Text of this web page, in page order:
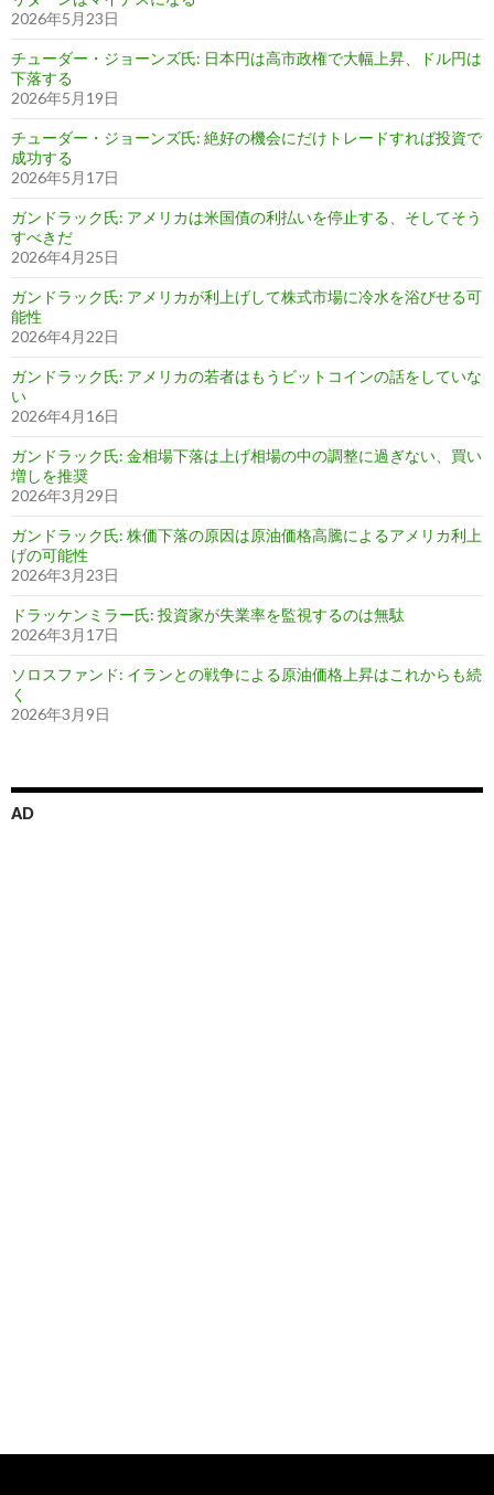
2026年5月23日
チューダー・ジョーンズ氏: 日本円は高市政権で大幅上昇、ドル円は
下落する
2026年5月19日
チューダー・ジョーンズ氏: 絶好の機会にだけトレードすれば投資で
成功する
2026年5月17日
ガンドラック氏: アメリカは米国債の利払いを停止する、そしてそう
すべきだ
2026年4月25日
ガンドラック氏: アメリカが利上げして株式市場に冷水を浴びせる可
能性
2026年4月22日
ガンドラック氏: アメリカの若者はもうビットコインの話をしていな
い
2026年4月16日
ガンドラック氏: 金相場下落は上げ相場の中の調整に過ぎない、買い
増しを推奨
2026年3月29日
ガンドラック氏: 株価下落の原因は原油価格高騰によるアメリカ利上
げの可能性
2026年3月23日
ドラッケンミラー氏: 投資家が失業率を監視するのは無駄
2026年3月17日
ソロスファンド: イランとの戦争による原油価格上昇はこれからも続
く
2026年3月9日
AD